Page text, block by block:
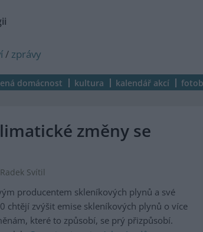
/ zprávy
domácnost kultura kalendář akcí
změny se
Svítil
producentem skleníkových plynů a své
chtějí zvýšit emise skleníkových plynů o více
které to způsobí, se prý přizpůsobí.